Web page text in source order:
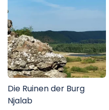
Die Ruinen der Burg
Njalab